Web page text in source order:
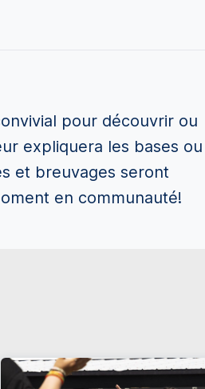
pour découvrir ou
expliquera les bases ou
et breuvages seront
en communauté!